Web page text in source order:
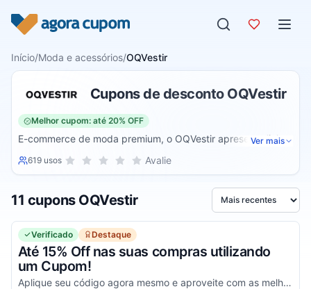
Início/Moda e acessórios/OQVestir
Cupons de desconto OQVestir
Melhor cupom: até 20% OFF
E-commerce de moda premium, o OQVestir apresenta linhas
de roupas, acessórios, bolsas, mochilas e sapatos para o
John, Lupo, Lulux, New Era, Nike, Melissa, entre outras. A
loja tem uma seção “Sale”, onde o consumidor encontra
produtos com até 60% de desconto.
Ver mais
619 usosSua nota para OQVestir, de 1 a 5 estrelas
5 estrelas
4 estrelas
3 estrelas
2 estrelas
1 estrela Avalie
11 cupons OQVestir Ordenar por
Verificado Destaque
Até 15% Off nas suas compras utilizando
um Cupom!
Aplique seu código agora mesmo e aproveite com as melhores vantagens! Válido na sua Primeira Compra!